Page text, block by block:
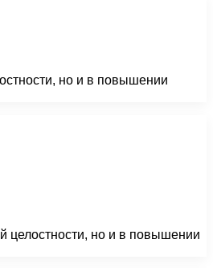
но и в повышении
целостности, но и в повышении